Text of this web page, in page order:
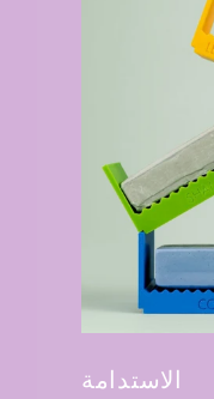
الاستدامة